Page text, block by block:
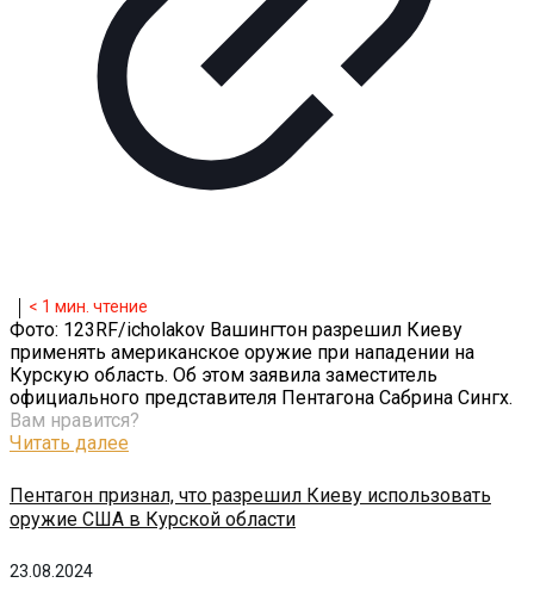
23.08.2024
Пентагон признал, что разрешил Киеву использовать
оружие США в Курской области
< 1 мин. чтение
Фото: 123RF/icholakov Вашингтон разрешил Киеву
применять американское оружие при нападении на
Курскую область. Об этом заявила заместитель
официального представителя Пентагона Сабрина Сингх.
Вам нравится?
Читать далее